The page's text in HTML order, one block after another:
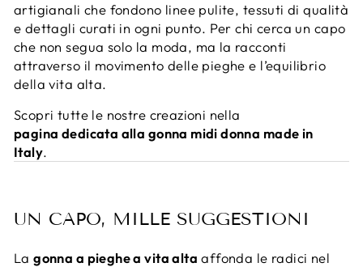
artigianali che fondono linee pulite, tessuti di qualità
e dettagli curati in ogni punto. Per chi cerca un capo
che non segua solo la moda, ma la racconti
attraverso il movimento delle pieghe e l’equilibrio
della vita alta.
Scopri tutte le nostre creazioni nella
pagina dedicata alla gonna midi donna made in
Italy.
UN CAPO, MILLE SUGGESTIONI
Lagonna a pieghe a vita alta affonda le radici nel